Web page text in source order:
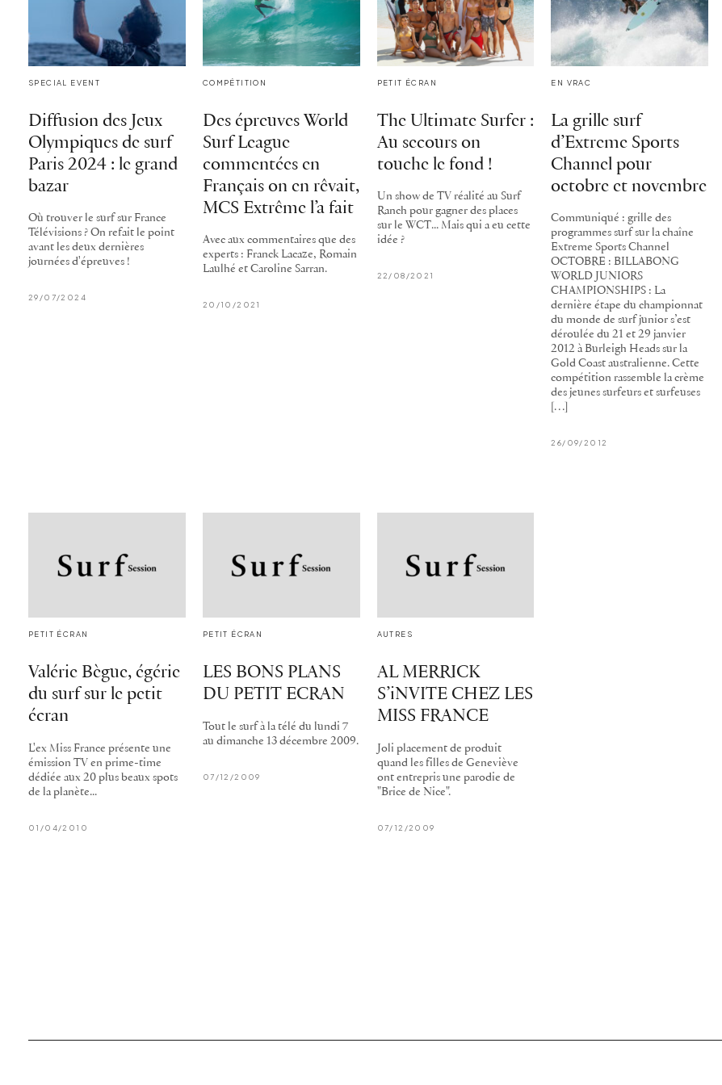
SPECIAL EVENT
Diffusion des Jeux
Olympiques de surf
Paris 2024 : le grand
bazar
Où trouver le surf sur France
Télévisions ? On refait le point
avant les deux dernières
journées d'épreuves !
29/07/2024
COMPÉTITION
Des épreuves World
Surf League
commentées en
Français on en rêvait,
MCS Extrême l’a fait
Avec aux commentaires que des
experts : Franck Lacaze, Romain
Laulhé et Caroline Sarran.
20/10/2021
PETIT ÉCRAN
The Ultimate Surfer :
Au secours on
touche le fond !
Un show de TV réalité au Surf
Ranch pour gagner des places
sur le WCT... Mais qui a eu cette
idée ?
22/08/2021
EN VRAC
La grille surf
d’Extreme Sports
Channel pour
octobre et novembre
Communiqué : grille des
programmes surf sur la chaîne
Extreme Sports Channel
OCTOBRE : BILLABONG
WORLD JUNIORS
CHAMPIONSHIPS : La
dernière étape du championnat
du monde de surf junior s’est
déroulée du 21 et 29 janvier
2012 à Burleigh Heads sur la
Gold Coast australienne. Cette
compétition rassemble la crème
des jeunes surfeurs et surfeuses
[…]
26/09/2012
PETIT ÉCRAN
Valérie Bègue, égérie
du surf sur le petit
écran
L'ex Miss France présente une
émission TV en prime-time
dédiée aux 20 plus beaux spots
de la planète...
01/04/2010
PETIT ÉCRAN
LES BONS PLANS
DU PETIT ECRAN
Tout le surf à la télé du lundi 7
au dimanche 13 décembre 2009.
07/12/2009
AUTRES
AL MERRICK
S’iNVITE CHEZ LES
MISS FRANCE
Joli placement de produit
quand les filles de Geneviève
ont entrepris une parodie de
"Brice de Nice".
07/12/2009